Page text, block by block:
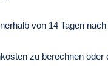
von 14 Tagen
zu berechnen